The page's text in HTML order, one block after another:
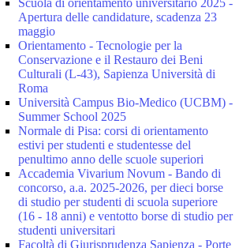
Scuola di orientamento universitario 2025 -
Apertura delle candidature, scadenza 23
maggio
Orientamento - Tecnologie per la
Conservazione e il Restauro dei Beni
Culturali (L-43), Sapienza Università di
Roma
Università Campus Bio-Medico (UCBM) -
Summer School 2025
Normale di Pisa: corsi di orientamento
estivi per studenti e studentesse del
penultimo anno delle scuole superiori
Accademia Vivarium Novum - Bando di
concorso, a.a. 2025-2026, per dieci borse
di studio per studenti di scuola superiore
(16 - 18 anni) e ventotto borse di studio per
studenti universitari
Facoltà di Giurisprudenza Sapienza - Porte